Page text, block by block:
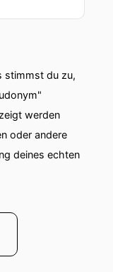
stimmst du zu,
werden
oder andere
deines echten